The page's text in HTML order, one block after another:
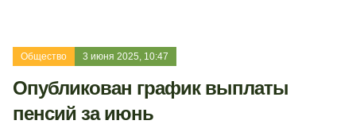
Общество 3 июня 2025, 10:47
Опубликован график выплаты
пенсий за июнь